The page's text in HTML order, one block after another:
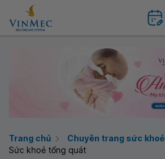
Trang chủ
Chuyên trang sức khoẻ
Sức khoẻ tổng quát